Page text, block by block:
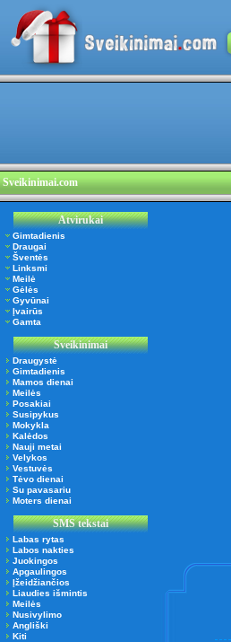
Sveikinimai.com
Atvirukai
Gimtadienis
Draugai
Šventės
Linksmi
Meilė
Gėlės
Gyvūnai
Įvairūs
Gamta
Sveikinimai
Draugystė
Gimtadienis
Mamos dienai
Meilės
Posakiai
Susipykus
Mokykla
Kalėdos
Nauji metai
Velykos
Vestuvės
Tėvo dienai
Su pavasariu
Moters dienai
SMS tekstai
Labas rytas
Labos nakties
Juokingos
Apgaulingos
Įžeidžiančios
Liaudies išmintis
Meilės
Nusivylimo
Angliški
Kiti